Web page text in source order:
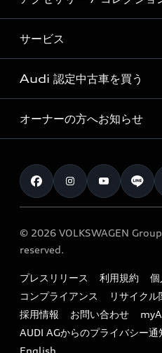
Formula 1®
デジタルサービス
試乗車・展示車検索
見積り依頼
試乗予約
モデル一覧
特別仕様モデル / 限定モデル
e-tronラインアップ
価格シミュレーション
車両比較
カタログ一覧
純正アクセサリー
オンラインショップ
Audi collection
アウディナビアプリ
サービス
サービス入庫予約
サービスプログラム
メンテナンス
車検 / 定期点検
e-tronアフターサポート
myAudi
Audi 認定中古車を買う
Audi認定中古車
クオリティ
保証
メンテナンス
ファイナンス
キャンペーン / イベント
買取査定
オーナーの方へお知らせ
お知らせ
オーナー様向けキャンペーン
特定整備適用車一覧
リサイクル法
よくある質問（FAQ）
© 2026 VOLKSWAGEN
reserved.
プレスリリース 利用規約
個
コンプライアンス
リサイクル
採用情報
お問い合わせ
AUDI AGからのプライバシー通
English